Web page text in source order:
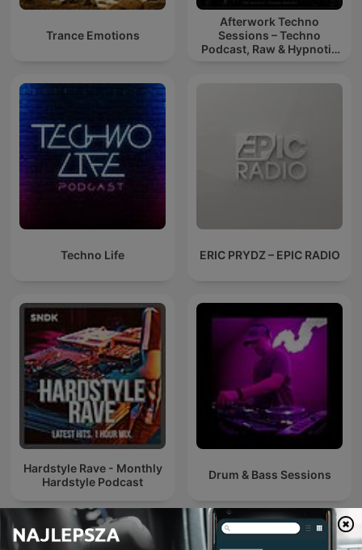
Trance Emotions
Afterwork Techno
Sessions – Techno
Podcast, Raw & Hypnotic
Techno Life ERIC PRYDZ – EPIC RADIO
Hardstyle Rave - Monthly
Hardstyle Podcast
Drum & Bass Sessions